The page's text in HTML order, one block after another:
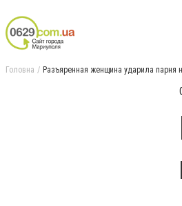
Головна Разъяренная женщина ударила парня